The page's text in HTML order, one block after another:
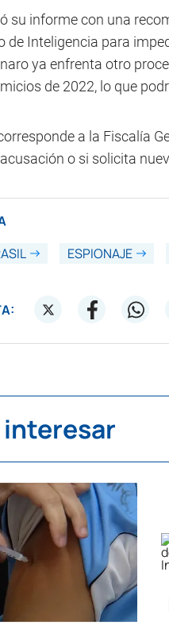
su informe con una
de Inteligencia para
ya enfrenta otro
de 2022, lo que
a la Fiscalía
o si solicita
ESPIONAJE
interesar